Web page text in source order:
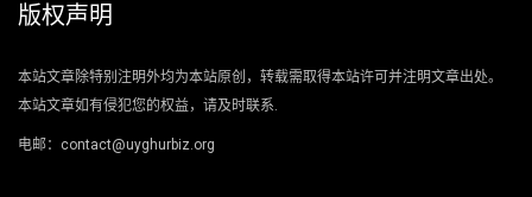
版权声明
本站文章除特别注明外均为本站原创，转载需取得本站许可并注明文章出处。
本站文章如有侵犯您的权益，请及时联系.
电邮：contact@uyghurbiz.org